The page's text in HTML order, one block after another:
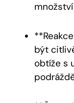
být
obtíže s